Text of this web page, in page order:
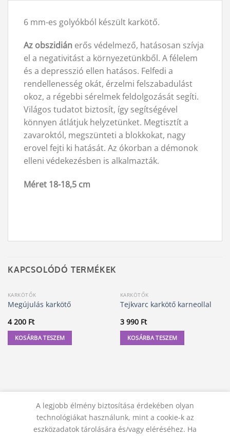
6 mm-es golyókból készült karkötő.
Az obszidián erős védelmező, hatásosan szívja
el a negativitást a környezetünkből. A félelem
és a depresszió ellen hatásos. Felfedi a
rendellenesség okát, érzelmi felszabadulást
okoz, a régebbi sérelmek feldolgozását segíti.
Világos tudatot biztosít, így segítségével
könnyen átlátjuk helyzetünket. Megtisztít a
zavaroktól, megszünteti a blokkokat, nagy
erovel fejti ki hatását. Az ókorban a démonok
elleni védekezésben is alkalmazták.
Méret 18-18,5 cm
KAPCSOLÓDÓ TERMÉKEK
KARKÖTŐK
Megújulás karkötő
4 200 Ft
KOSÁRBA TESZEM
KARKÖTŐK
Tejkvarc karkötő karneollal
3 990 Ft
KOSÁRBA TESZEM
A legjobb élmény biztosítása érdekében olyan
technológiákat használunk, mint a cookie-k az
eszközadatok tárolására és/vagy eléréséhez. Ha